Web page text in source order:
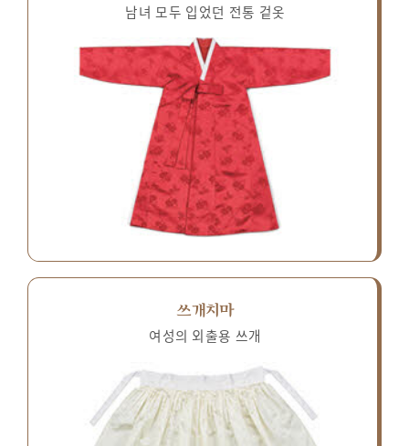
남녀 모두 입었던 전통 겉옷
쓰개치마
여성의 외출용 쓰개